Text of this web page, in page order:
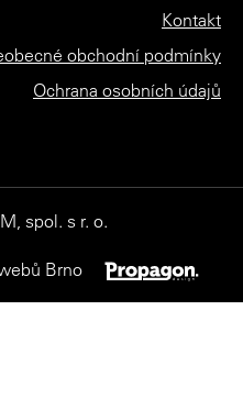
Kontakt
obchodní podmínky
Ochrana osobních údajů
spol. s r. o.
Brno